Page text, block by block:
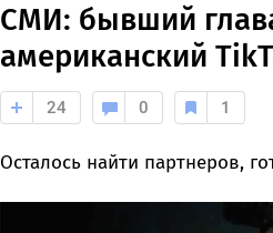
СМИ: бывший
американский
24 0 1
Осталось найти партнеров,